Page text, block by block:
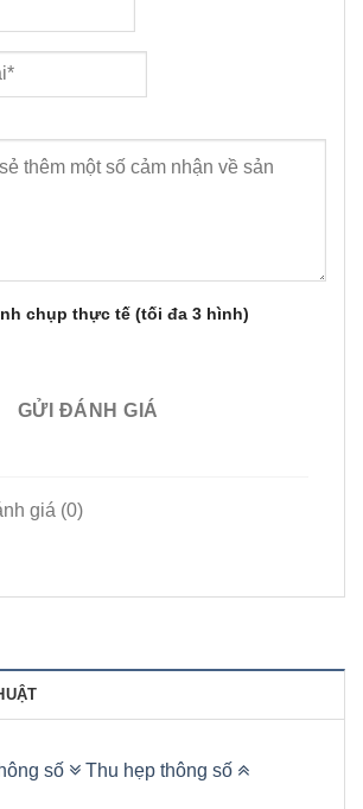
chụp thực tế (tối đa 3 hình)
GỬI ĐÁNH GIÁ
giá (0)
số Thu hẹp thông số